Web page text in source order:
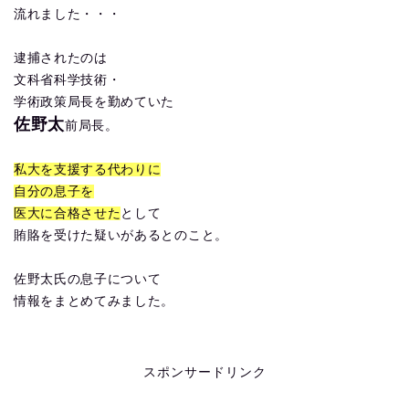
流れました・・・
逮捕されたのは
文科省科学技術・
学術政策局長を勤めていた
佐野太前局長。
私大を支援する代わりに
自分の息子を
医大に合格させた として
賄賂を受けた疑いがあるとのこと。
佐野太氏の息子について
情報をまとめてみました。
スポンサードリンク